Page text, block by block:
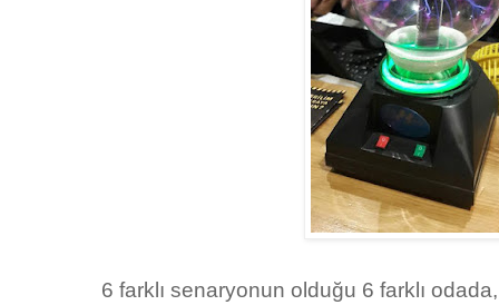
6 farklı senaryonun olduğu 6 farklı